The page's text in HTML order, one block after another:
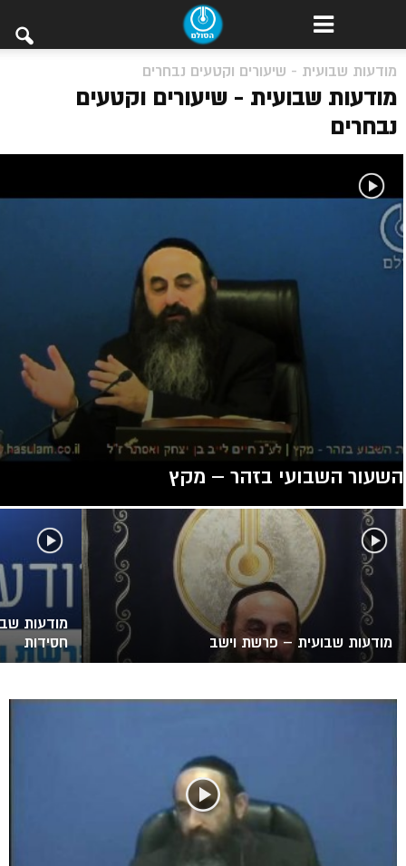
מודעות שבועית - שיעורים וקטעים נבחרים
מודעות שבועית - שיעורים וקטעים
נבחרים
השעור השבועי בזהר – מקץ
מודעות שבועית – פרשת וישב
מודעות
חסידות